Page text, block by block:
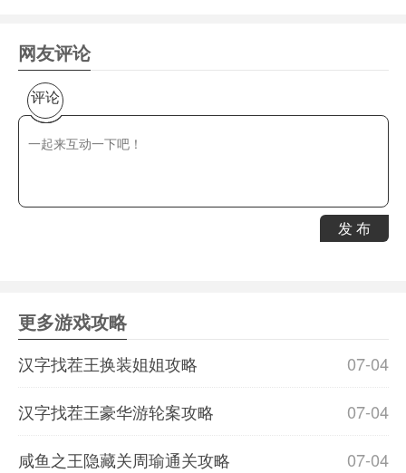
网友评论
评论
发 布
更多游戏攻略
07-04
汉字找茬王换装姐姐攻略
07-04
汉字找茬王豪华游轮案攻略
07-04
咸鱼之王隐藏关周瑜通关攻略